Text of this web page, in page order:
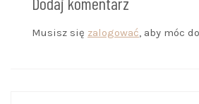
Musisz się zalogować, aby móc